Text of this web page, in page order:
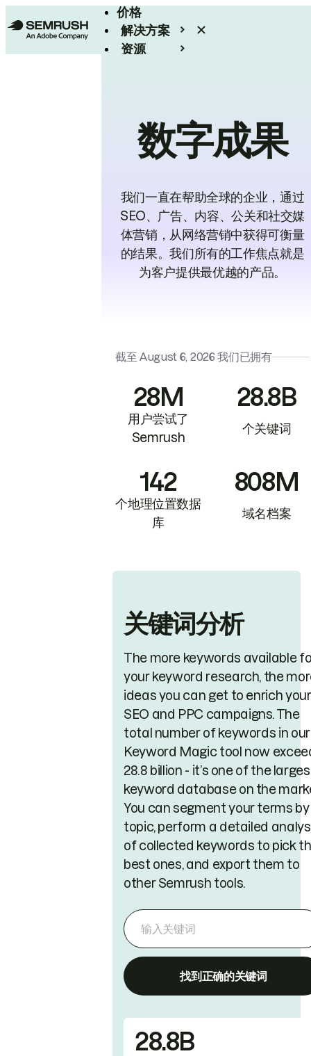
价格
解决方案
资源
数字成果
我们一直在帮助全球的企业，通过
SEO、广告、内容、公关和社交媒
体营销，从网络营销中获得可衡量
的结果。我们所有的工作焦点就是
为客户提供最优越的产品。
截至August 6, 2026我们已拥有
28M
用户尝试了
Semrush
28.8B
个关键词
142
个地理位置数据
库
808M
域名档案
关键词分析
The more keywords available
your keyword research, the
ideas you can get to enrich your
SEO and PPC campaigns. The
total number of keywords in our
Keyword Magic tool now
28.8 billion - it’s one of the
keyword database on the
You can segment your terms by
topic, perform a detailed
of collected keywords to pick
best ones, and export them to
other Semrush tools.
找到正确的关键词
28.8B